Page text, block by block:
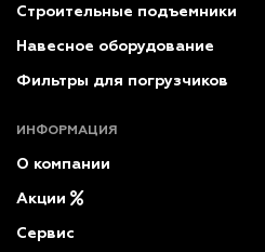
Строительные подъемники
Навесное оборудование
Фильтры для погрузчиков
ИНФОРМАЦИЯ
О компании
Акции
Сервис